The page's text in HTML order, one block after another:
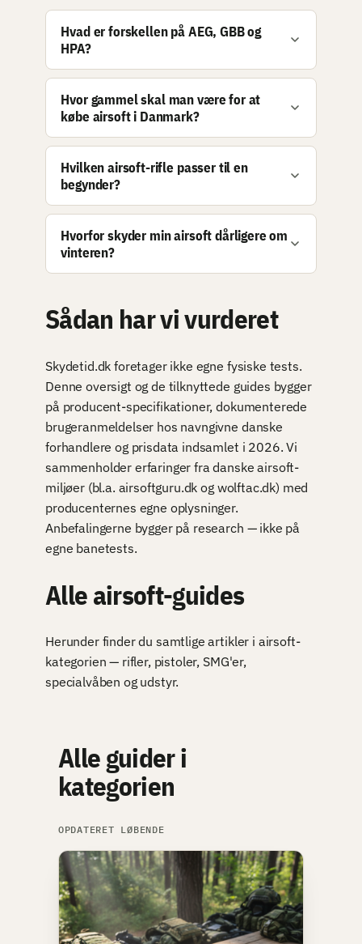
Hvad er forskellen på AEG, GBB og
HPA?
Hvor gammel skal man være for at
købe airsoft i Danmark?
Hvilken airsoft-rifle passer til en
begynder?
Hvorfor skyder min airsoft dårligere om
vinteren?
Sådan har vi vurderet
Skydetid.dk foretager ikke egne fysiske tests.
Denne oversigt og de tilknyttede guides bygger
på producent-specifikationer, dokumenterede
brugeranmeldelser hos navngivne danske
forhandlere og prisdata indsamlet i 2026. Vi
sammenholder erfaringer fra danske airsoft-
miljøer (bl.a. airsoftguru.dk og wolftac.dk) med
producenternes egne oplysninger.
Anbefalingerne bygger på research — ikke på
egne banetests.
Alle airsoft-guides
Herunder finder du samtlige artikler i airsoft-
kategorien — rifler, pistoler, SMG'er,
specialvåben og udstyr.
Alle guider i
kategorien
OPDATERET LØBENDE